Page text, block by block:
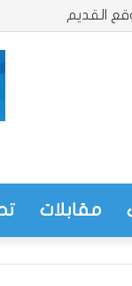
القديم
مقابلات